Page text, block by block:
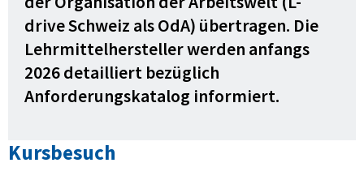
drive Schweiz als OdA) übertragen. Die
Lehrmittelhersteller werden anfangs
2026 detailliert bezüglich
Anforderungskatalog informiert.
Kursbesuch